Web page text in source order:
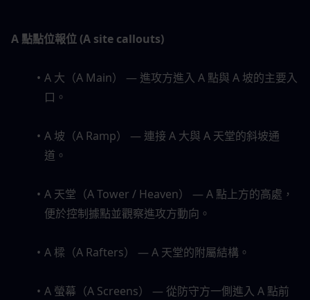
A 點點位報位 (A site callouts)
A 大（A Main） — 進攻方進入 A 點與 A 坡的主要入
口。
A 坡（A Ramp） — 連接 A 大與 A 天堂的斜坡通
道。
A 天堂（A Tower / Heaven） — A 點上方的高處，
便於控制據點並觀察進攻方動向。
A 樑（A Rafters） — A 天堂的附屬結構。
A 螢幕（A Screens） — 從防守方一側進入 A 點前